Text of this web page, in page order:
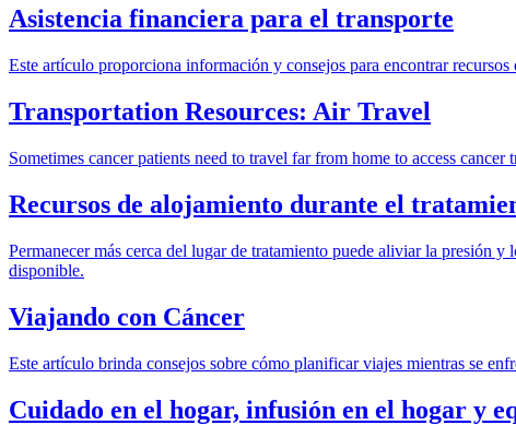
Asistencia financiera para el transporte
Este artículo proporciona información y consejos para encontrar
Transportation Resources: Air Travel
Sometimes cancer patients need to travel far from home to access
Recursos de alojamiento durante el
Permanecer más cerca del lugar de tratamiento puede aliviar la presión
disponible.
Viajando con Cáncer
Este artículo brinda consejos sobre cómo planificar viajes mientras se
Cuidado en el hogar, infusión en el hogar y